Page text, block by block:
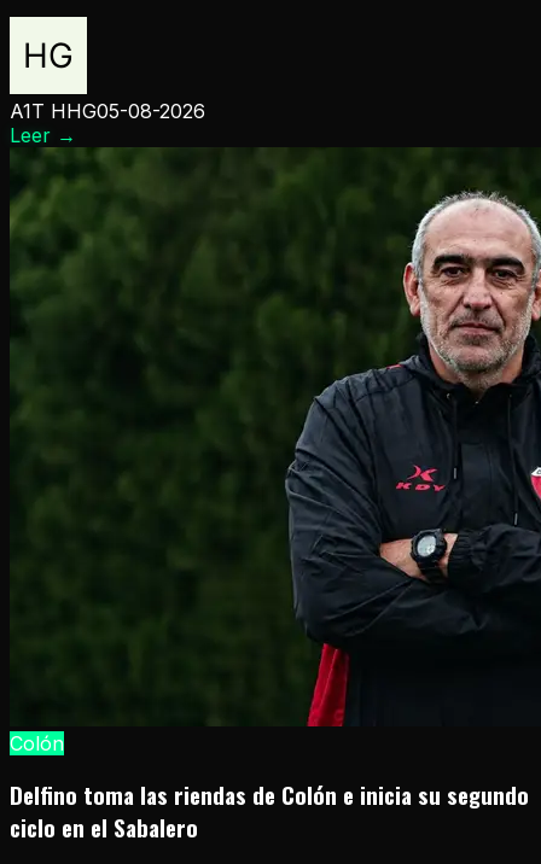
A1T HHG05-08-2026
Leer →
Colón
Delfino toma las riendas de Colón e inicia su segundo
ciclo en el Sabalero